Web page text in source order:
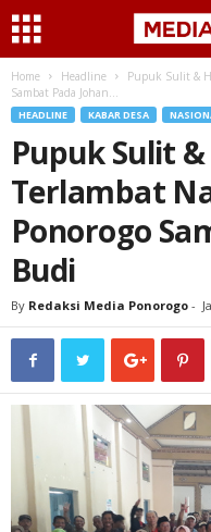
Home Headline
Pupuk Sulit &
Sambat Pada Johan...
HEADLINE KABAR DESA
Pupuk Sulit
Terlambat
Ponorogo
Budi
By Redaksi Media Ponorogo -